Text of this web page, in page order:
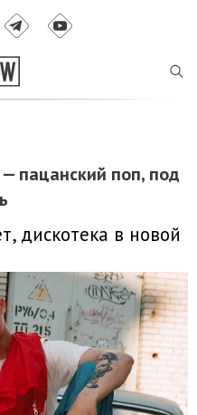
пацанский поп, под
дискотека в новой